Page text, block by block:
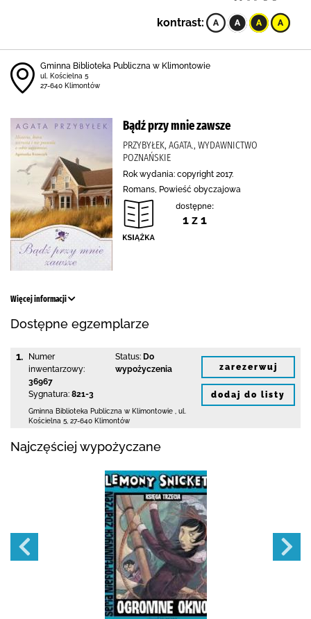
kontrast:
Gminna Biblioteka Publiczna w Klimontowie
ul. Kościelna 5
27-640 Klimontów
Bądź przy mnie zawsze
PRZYBYŁEK, AGATA., WYDAWNICTWO
POZNAŃSKIE
Rok wydania: copyright 2017.
Romans, Powieść obyczajowa
dostępne:
1 z 1
Więcej informacji
Dostępne egzemplarze
1.
Numer
inwentarzowy:
36967
Sygnatura: 821-3
Status: Do
wypożyczenia
Gminna Biblioteka Publiczna w Klimontowie
ul.
Kościelna 5 27-640 Klimontów
zarezerwuj
dodaj do listy
Najczęściej wypożyczane